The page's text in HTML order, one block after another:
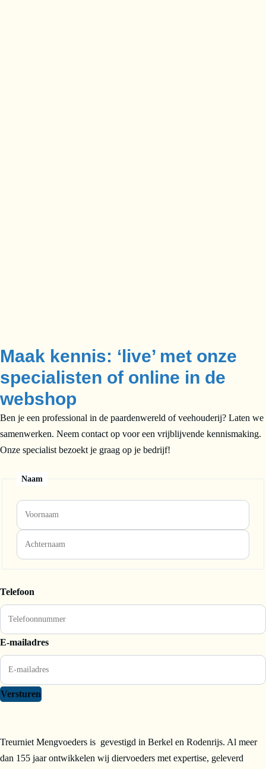
Maak kennis: ‘live’ met onze
specialisten of online in de
webshop
Ben je een professional in de paardenwereld of veehouderij? Laten we
samenwerken. Neem contact op voor een vrijblijvende kennismaking.
Onze specialist bezoekt je graag op je bedrijf!
Naam
Telefoon
E-mailadres
Versturen
Treurniet Mengvoeders is gevestigd in Berkel en Rodenrijs. Al meer
dan 155 jaar ontwikkelen wij diervoeders met expertise, geleverd